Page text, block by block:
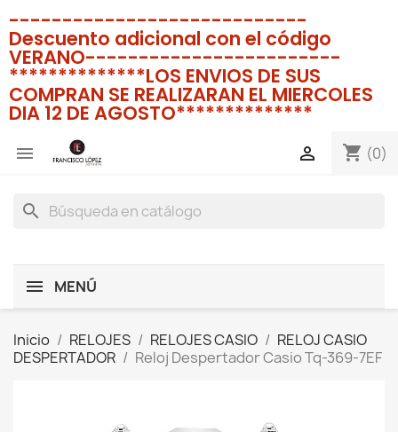
----------------------------
Descuento adicional con el código
VERANO------------------------
**************LOS ENVIOS DE SUS
COMPRAN SE REALIZARAN EL MIERCOLES
DIA 12 DE AGOSTO**************
 shopping_cart (0)

search
MENÚ
Inicio RELOJES RELOJES CASIO
RELOJ CASIO
DESPERTADOR
Reloj Despertador Casio Tq-369-7EF